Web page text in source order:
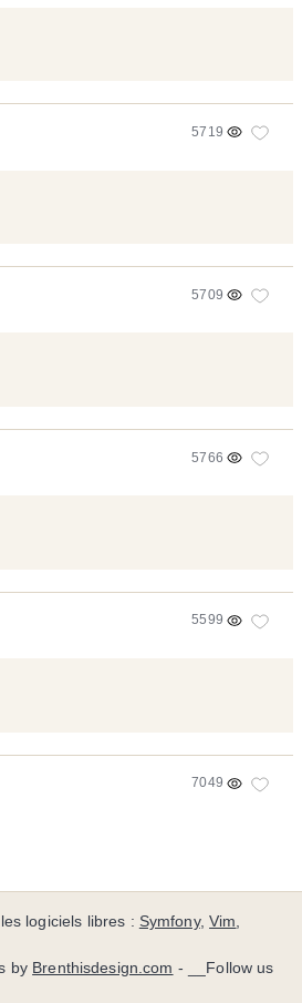
5719
5709
5766
5599
7049
logiciels libres : Symfony,Vim,
by Brenthisdesign.com - __Follow us